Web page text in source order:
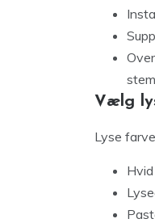
Vælg
Lyse
Hvid